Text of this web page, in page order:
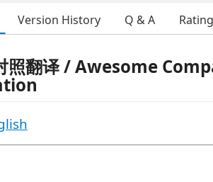
Version History Q & A
照翻译 / Awesome